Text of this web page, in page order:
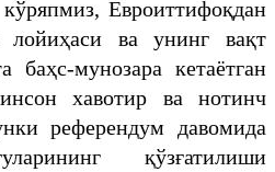
Евроиттифоқдан
ва унинг вақт
баҳс-мунозара кетаётган
хавотир ва нотинч
референдум давомида
қўзғатилиши